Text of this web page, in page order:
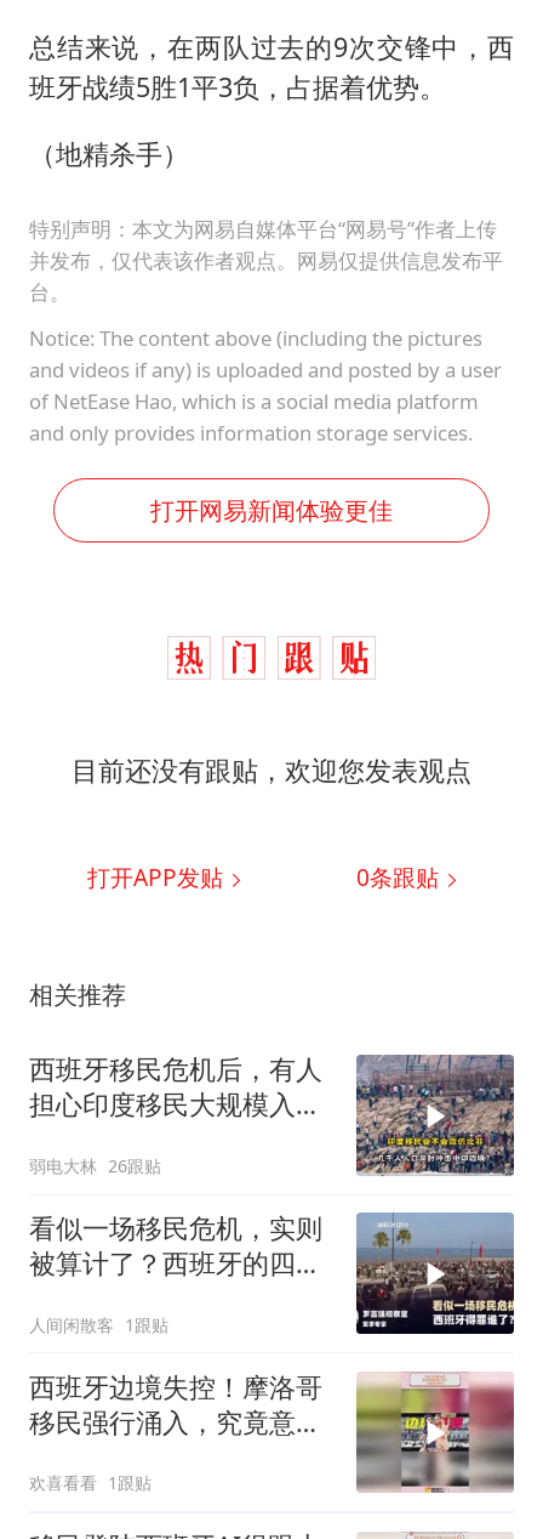
总结来说，在两队过去的9次交锋中，西
班牙战绩5胜1平3负，占据着优势。
（地精杀手）
特别声明：本文为网易自媒体平台“网易号”作者上传
并发布，仅代表该作者观点。网易仅提供信息发布平
台。
Notice: The content above (including the pictures
and videos if any) is uploaded and posted by a user
of NetEase Hao, which is a social media platform
and only provides information storage services.
打开网易新闻体验更佳
目前还没有跟贴，欢迎您发表观点
打开APP发贴 0条跟贴
相关推荐
西班牙移民危机后，有人
担心印度移民大规模入侵
弱电大林 26跟贴
看似一场移民危机，实则
被算计了？西班牙的四个
人间闲散客 1跟贴
西班牙边境失控！摩洛哥
移民强行涌入，究竟意欲
欢喜看看 1跟贴